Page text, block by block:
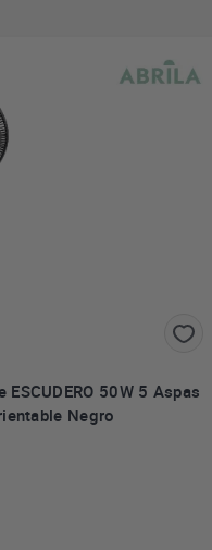
50W 5 Aspas
Negro